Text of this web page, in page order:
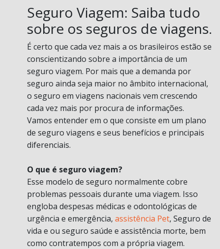
Seguro Viagem: Saiba tudo
sobre os seguros de viagens.
É certo que cada vez mais a os brasileiros estão se
conscientizando sobre a importância de um
seguro viagem. Por mais que a demanda por
seguro ainda seja maior no âmbito internacional,
o seguro em viagens nacionais vem crescendo
cada vez mais por procura de informações.
Vamos entender em o que consiste em um plano
de seguro viagens e seus benefícios e principais
diferenciais.
O que é seguro viagem?
Esse modelo de seguro normalmente cobre
problemas pessoais durante uma viagem. Isso
engloba despesas médicas e odontológicas de
urgência e emergência, assistência Pet, Seguro de
vida e ou seguro saúde e assistência morte, bem
como contratempos com a própria viagem.